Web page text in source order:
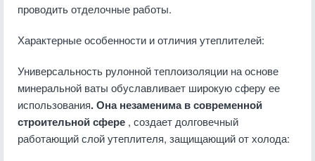
проводить отделочные работы.
Характерные особенности и отличия утеплителей:
Универсальность рулонной теплоизоляции на основе
минеральной ваты обуславливает широкую сферу ее
использования. Она незаменима в современной
строительной сфере , создает долговечный
работающий слой утеплителя, защищающий от холода: